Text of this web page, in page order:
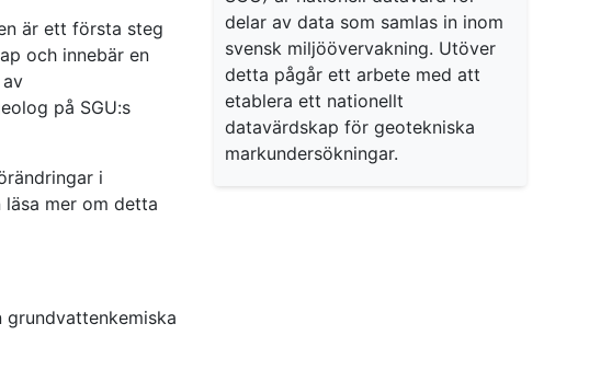
är ett första steg
och innebär en
på SGU:s
i
mer om detta
delar av data som samlas in inom
svensk miljö­övervakning. Utöver
detta pågår ett arbete med att
etablera ett nationellt
datavärdskap för geotekniska
markundersökningar.